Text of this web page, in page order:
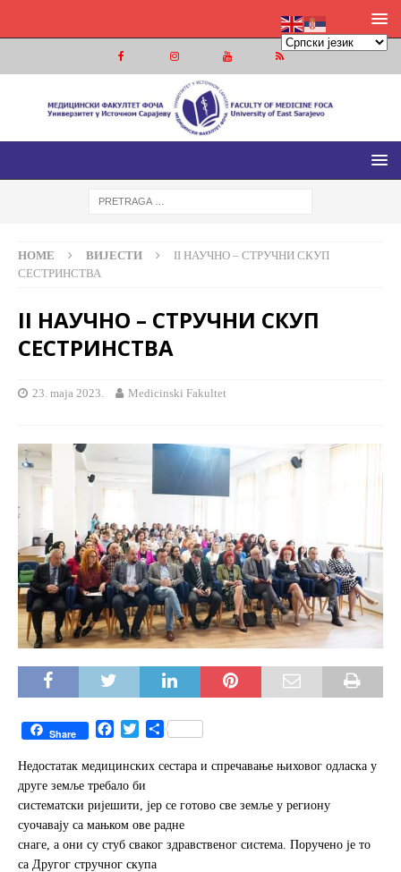
МЕДИЦИНСКИ ФАКУЛТЕТ ФОЧА
МЕДИЦИНСКИ ФАКУЛТЕТ УНИВЕРЗИТЕТА У ИСТОЧНОМ
HOME ВИЈЕСТИ
II НАУЧНО – СТРУЧНИ СКУП
СЕСТРИНСТВА
II НАУЧНО – СТРУЧНИ СКУП
СЕСТРИНСТВА
23. maja 2023. Medicinski Fakultet
Share
c
e
b
k
i
t
S
a
e
Недостатак медицинских сестара и спречавање њиховог одласка у
друге земље требало би
систематски ријешити, јер се готово све земље у региону
суочавају са мањком ове радне
снаге, а они су стуб сваког здравственог система. Поручено је то
са Другог стручног скупа